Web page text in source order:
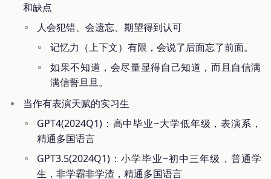
和缺点
人会犯错、会遗忘、期望得到认可
记忆力（上下文）有限，会说了后面忘了前面。
如果不知道，会尽量显得自己知道，而且自信满
满信誓旦旦。
当作有表演天赋的实习生
GPT4(2024Q1)：高中毕业~大学低年级，表演系，
精通多国语言
GPT3.5(2024Q1)：小学毕业~初中三年级，普通学
生，非学霸非学渣，精通多国语言